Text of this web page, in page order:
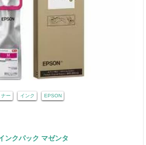
ー インク EPSON
ンクパック マゼンタ